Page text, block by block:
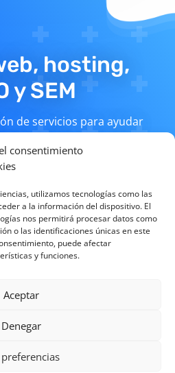
consentimiento
utilizamos tecnologías como las
a la información del dispositivo. El
nos permitirá procesar datos como
o las identificaciones únicas en este
puede afectar
y funciones.
Aceptar
Denegar
hosting,
y SEM
de servicios para ayudar
y a afianzar tu marca
tu oportunidad y pide
sin compromiso.